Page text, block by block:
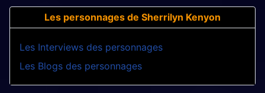
Les personnages de Sherrilyn Kenyon
Les Interviews des personnages
Les Blogs des personnages